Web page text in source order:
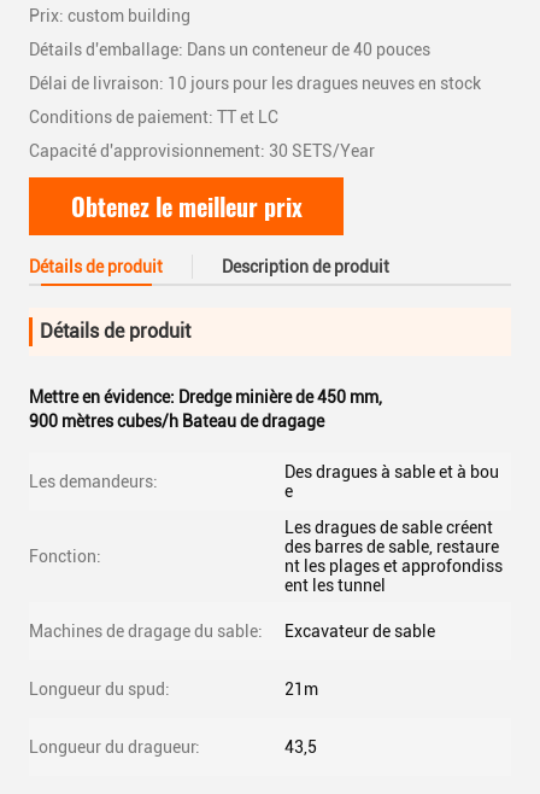
Prix: custom building
Détails d'emballage: Dans un conteneur de 40 pouces
Délai de livraison: 10 jours pour les dragues neuves en stock
Conditions de paiement: TT et LC
Capacité d'approvisionnement: 30 SETS/Year
Obtenez le meilleur prix
Détails de produit Description de produit
Détails de produit
Mettre en évidence: Dredge minière de 450 mm,
900 mètres cubes/h Bateau de dragage
Les demandeurs:
Des dragues à sable et à bou
e
Fonction:
Les dragues de sable créent
des barres de sable, restaure
nt les plages et approfondiss
ent les tunnel
Machines de dragage du sable: Excavateur de sable
Longueur du spud: 21m
Longueur du dragueur: 43,5